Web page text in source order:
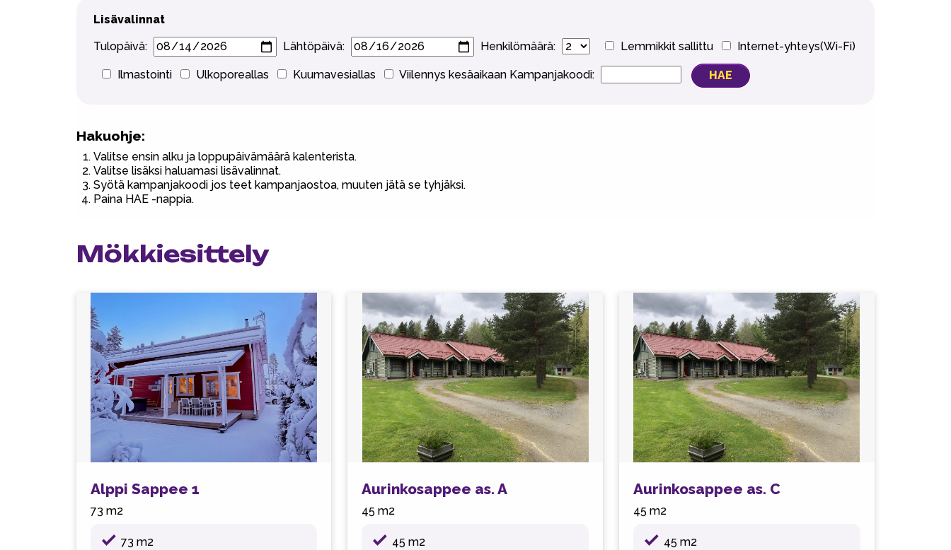
Lisävalinnat
Tulopäivä:
Lähtöpäivä: Henkilömäärä: Lemmikkit sallittu Internet-yhteys(Wi-Fi)
Ilmastointi Ulkoporeallas Kuumavesiallas Viilennys kesäaikaanKampanjakoodi:
Hakuohje:
Valitse ensin alku ja loppupäivämäärä kalenterista.
Valitse lisäksi haluamasi lisävalinnat.
Syötä kampanjakoodi jos teet kampanjaostoa, muuten jätä se tyhjäksi.
Paina HAE -nappia.
Mökkiesittely
Alppi Sappee 1
73 m2
73 m2
Aurinkosappee as. A
45 m2
45 m2
Aurinkosappee as. C
45 m2
45 m2